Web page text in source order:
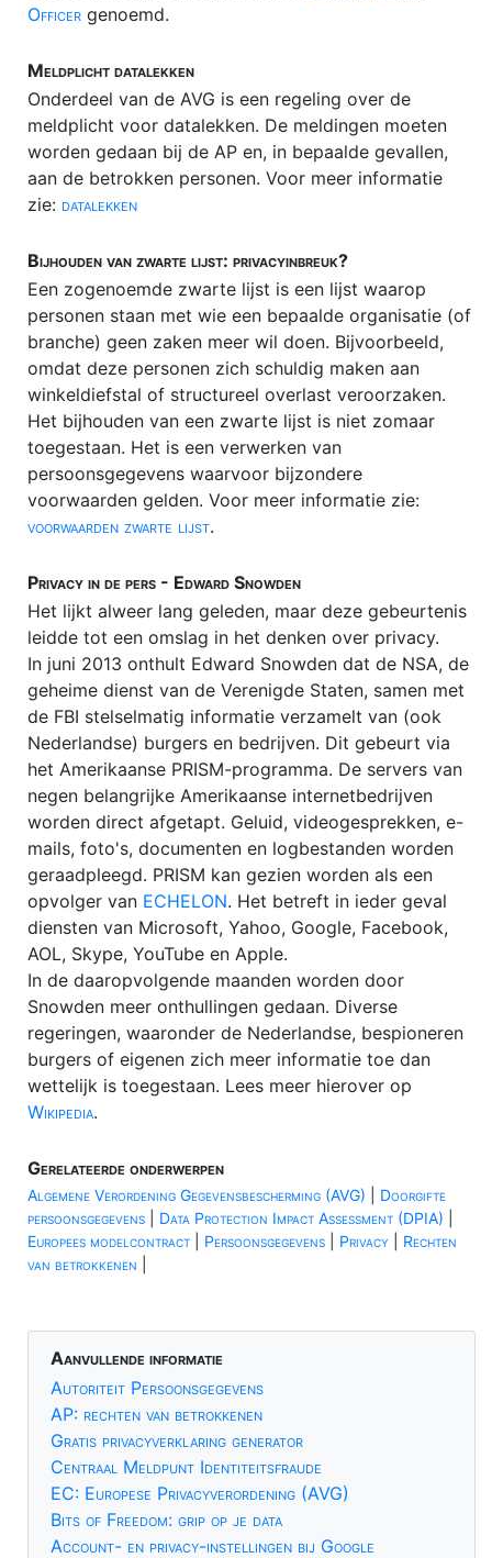
Officer genoemd.
Meldplicht datalekken
Onderdeel van de AVG is een regeling over de
meldplicht voor datalekken. De meldingen moeten
worden gedaan bij de AP en, in bepaalde gevallen,
aan de betrokken personen. Voor meer informatie
zie: datalekken
Bijhouden van zwarte lijst: privacyinbreuk?
Een zogenoemde zwarte lijst is een lijst waarop
personen staan met wie een bepaalde organisatie (of
branche) geen zaken meer wil doen. Bijvoorbeeld,
omdat deze personen zich schuldig maken aan
winkeldiefstal of structureel overlast veroorzaken.
Het bijhouden van een zwarte lijst is niet zomaar
toegestaan. Het is een verwerken van
persoonsgegevens waarvoor bijzondere
voorwaarden gelden. Voor meer informatie zie:
voorwaarden zwarte lijst.
Privacy in de pers - Edward Snowden
Het lijkt alweer lang geleden, maar deze gebeurtenis
leidde tot een omslag in het denken over privacy.
In juni 2013 onthult Edward Snowden dat de NSA, de
geheime dienst van de Verenigde Staten, samen met
de FBI stelselmatig informatie verzamelt van (ook
Nederlandse) burgers en bedrijven. Dit gebeurt via
het Amerikaanse PRISM-programma. De servers van
negen belangrijke Amerikaanse internetbedrijven
worden direct afgetapt. Geluid, videogesprekken, e-
mails, foto's, documenten en logbestanden worden
geraadpleegd. PRISM kan gezien worden als een
opvolger van ECHELON. Het betreft in ieder geval
diensten van Microsoft, Yahoo, Google, Facebook,
AOL, Skype, YouTube en Apple.
In de daaropvolgende maanden worden door
Snowden meer onthullingen gedaan. Diverse
regeringen, waaronder de Nederlandse, bespioneren
burgers of eigenen zich meer informatie toe dan
wettelijk is toegestaan. Lees meer hierover op
Wikipedia.
Gerelateerde onderwerpen
Algemene Verordening Gegevensbescherming (AVG)
Doorgifte
persoonsgegevens
Data Protection Impact Assessment (DPIA)
Europees modelcontract
Persoonsgegevens Privacy
Rechten
van betrokkenen
Aanvullende informatie
Autoriteit Persoonsgegevens
AP: rechten van betrokkenen
Gratis privacyverklaring generator
Centraal Meldpunt Identiteitsfraude
EC: Europese Privacyverordening (AVG)
Bits of Freedom: grip op je data
Account- en privacy-instellingen bij Google